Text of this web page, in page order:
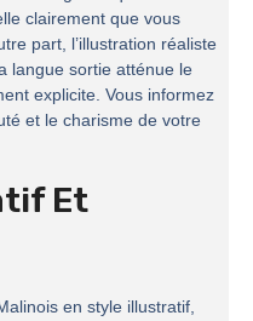
clairement que vous
part, l’illustration réaliste
langue sortie atténue le
explicite. Vous informez
et le charisme de votre
Et
en style illustratif,